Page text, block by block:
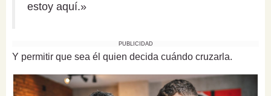
estoy aquí.»
PUBLICIDAD
Y permitir que sea él quien decida cuándo cruzarla.